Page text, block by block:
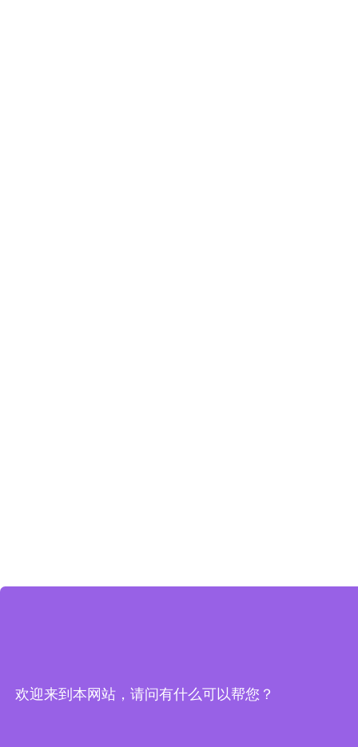
欢迎来到本网站，请问有什么可以帮您？